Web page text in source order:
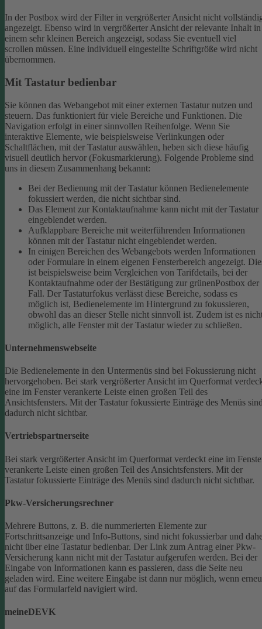
In der Postbox wird der Filter in vergrößerter Ansicht nicht
angezeigt. Ebenso wird in vergrößerter Ansicht der relevante Inhalt in
einem sehr kleinen Bereich angezeigt, sodass Sie eventuell viel
scrollen müssen. Eine individuell eingestellte Schriftgröße wird nicht
übernommen.
Mit Tastatur bedienbar
Sie können das Webangebot mit einer externen Tastatur nutzen und
steuern. Das funktioniert für viele Bereiche und Funktionen. Die
Navigation erfolgt in einer sinnvollen Reihenfolge. Wenn Sie
interaktive Elemente, wie beispielsweise Verlinkungen oder
Schaltflächen, mit der Tastatur auswählen, heben sich diese häufig
visuell deutlich hervor (Fokusmarkierung). Folgende Probleme sind
uns in diesem Zusammenhang bekannt:
Bei der Bedienung mit der Tastatur können Bedienelemente
fokussiert werden, die nicht sichtbar sind.
Das Element zur Kontaktaufnahme kann nicht mit der Tastatur
eingeblendet werden.
Aufklappbare Bereiche mit weiterführenden Informationen
können mit der Tastatur nicht eingeblendet werden.
In einigen Bereichen des Webangebots werden Informationen
oder Formulare in einem eigenen Fensterbereich angezeigt.
ist beispielsweise beim Vergleichen von Tarifdetails, bei der
Kontaktaufnahme oder der Bestätigung zur grünenPostbox der
Fall. Der Tastaturfokus verlässt diese Bereiche, sodass es
möglich ist, Bedienelemente im Hintergrund zu fokussieren,
obwohl das an dieser Stelle nicht sinnvoll ist. Zudem ist es
möglich, alle Fenster mit der Tastatur wieder zu schließen.
Unternehmenswebseite
Die Bedienelemente in den Untermenüs sind bei Fokussierung nicht
hervorgehoben. Bei stark vergrößerter Ansicht im Querformat
eine im Fenster verankerte Leiste einen großen Teil des
Ansichtsfensters. Mit der Tastatur fokussierte Einträge des Menüs
dadurch nicht sichtbar.
Vertriebspartnerseite
Bei stark vergrößerter Ansicht im Querformat verdeckt eine im
verankerte Leiste einen großen Teil des Ansichtsfensters. Mit der
Tastatur fokussierte Einträge des Menüs sind dadurch nicht sichtbar.
Pkw-Versicherungsrechner
Mehrere Buttons, z. B. die nummerierten Elemente zur
Fortschrittsanzeige und Info-Buttons, sind nicht fokussierbar und
nicht über eine Tastatur bedienbar. Der Link zum Antrag einer Pkw-
Versicherung kann nicht mit der Tastatur aufgerufen werden. Bei der
Eingabe von Informationen kann es passieren, dass die Seite neu
geladen wird. Eine weitere Eingabe ist dann nur möglich, wenn
auf das Formularfeld navigiert wird.
meineDEVK